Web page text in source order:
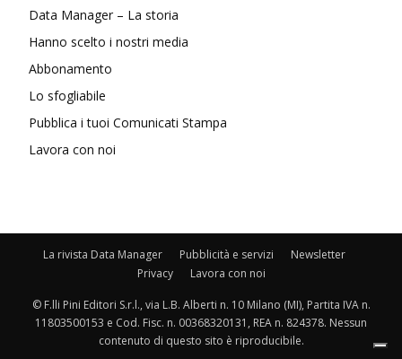
Data Manager – La storia
Hanno scelto i nostri media
Abbonamento
Lo sfogliabile
Pubblica i tuoi Comunicati Stampa
Lavora con noi
La rivista Data Manager Pubblicità e servizi
Newsletter
Privacy
Lavora con noi
© F.lli Pini Editori S.r.l., via L.B. Alberti n. 10 Milano (MI), Partita IVA n.
11803500153 e Cod. Fisc. n. 00368320131, REA n. 824378. Nessun
contenuto di questo sito è riproducibile.